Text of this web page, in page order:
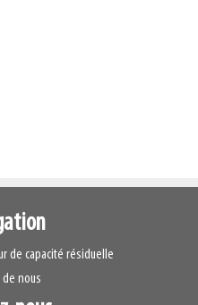
de capacité résiduelle
nous